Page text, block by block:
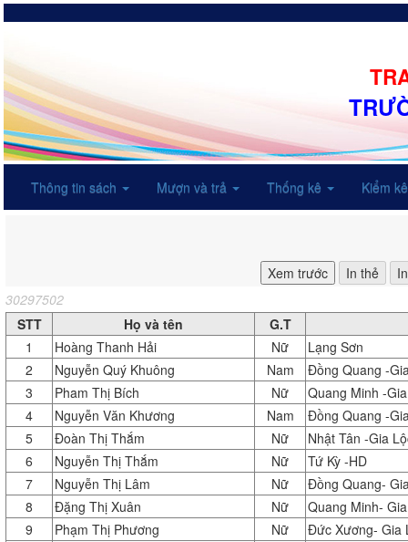
Thông tin sách Mượn và trả Thống kê Kiểm
30297502
STT
Họ và tên
G.T
1
Hoàng Thanh Hải Nữ
Lạng Sơn
2
Nguyễn Quý Khuông Nam
Đồng Quang -
3
Pham Thị Bích Nữ
Quang Minh -
4
Nguyễn Văn Khương Nam
Đồng Quang -
5
Đoàn Thị Thắm Nữ
Nhật Tân -Gia
6
Nguyễn Thị Thắm Nữ
Tứ Kỳ -HD
7
Nguyễn Thị Lâm Nữ
Đồng Quang-
8
Đặng Thị Xuân Nữ
Quang Minh-
9
Phạm Thị Phương Nữ
Đức Xương- Gia